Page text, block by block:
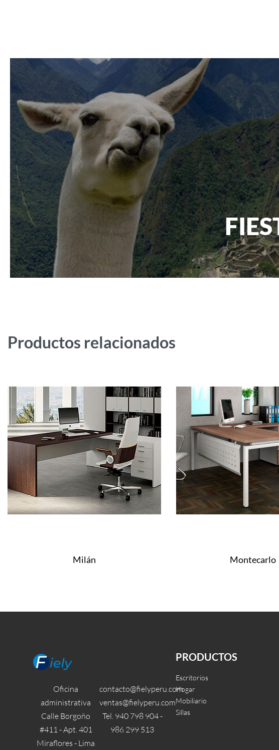
Productos relacionados
Milán Montecarlo
Oficina
administrativa
Calle Borgoño
#411 - Apt. 401
Miraflores - Lima
contacto@fielyperu.com
ventas@fielyperu.com
Tel. 940 798 904 -
986 299 513
PRODUCTOS
Escritorios
Hogar
Mobiliario
Sillas